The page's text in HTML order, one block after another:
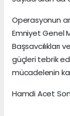
Operasyonun
Emniyet Genel
güçleri tebrik
mücadelenin
Hamdi Acet